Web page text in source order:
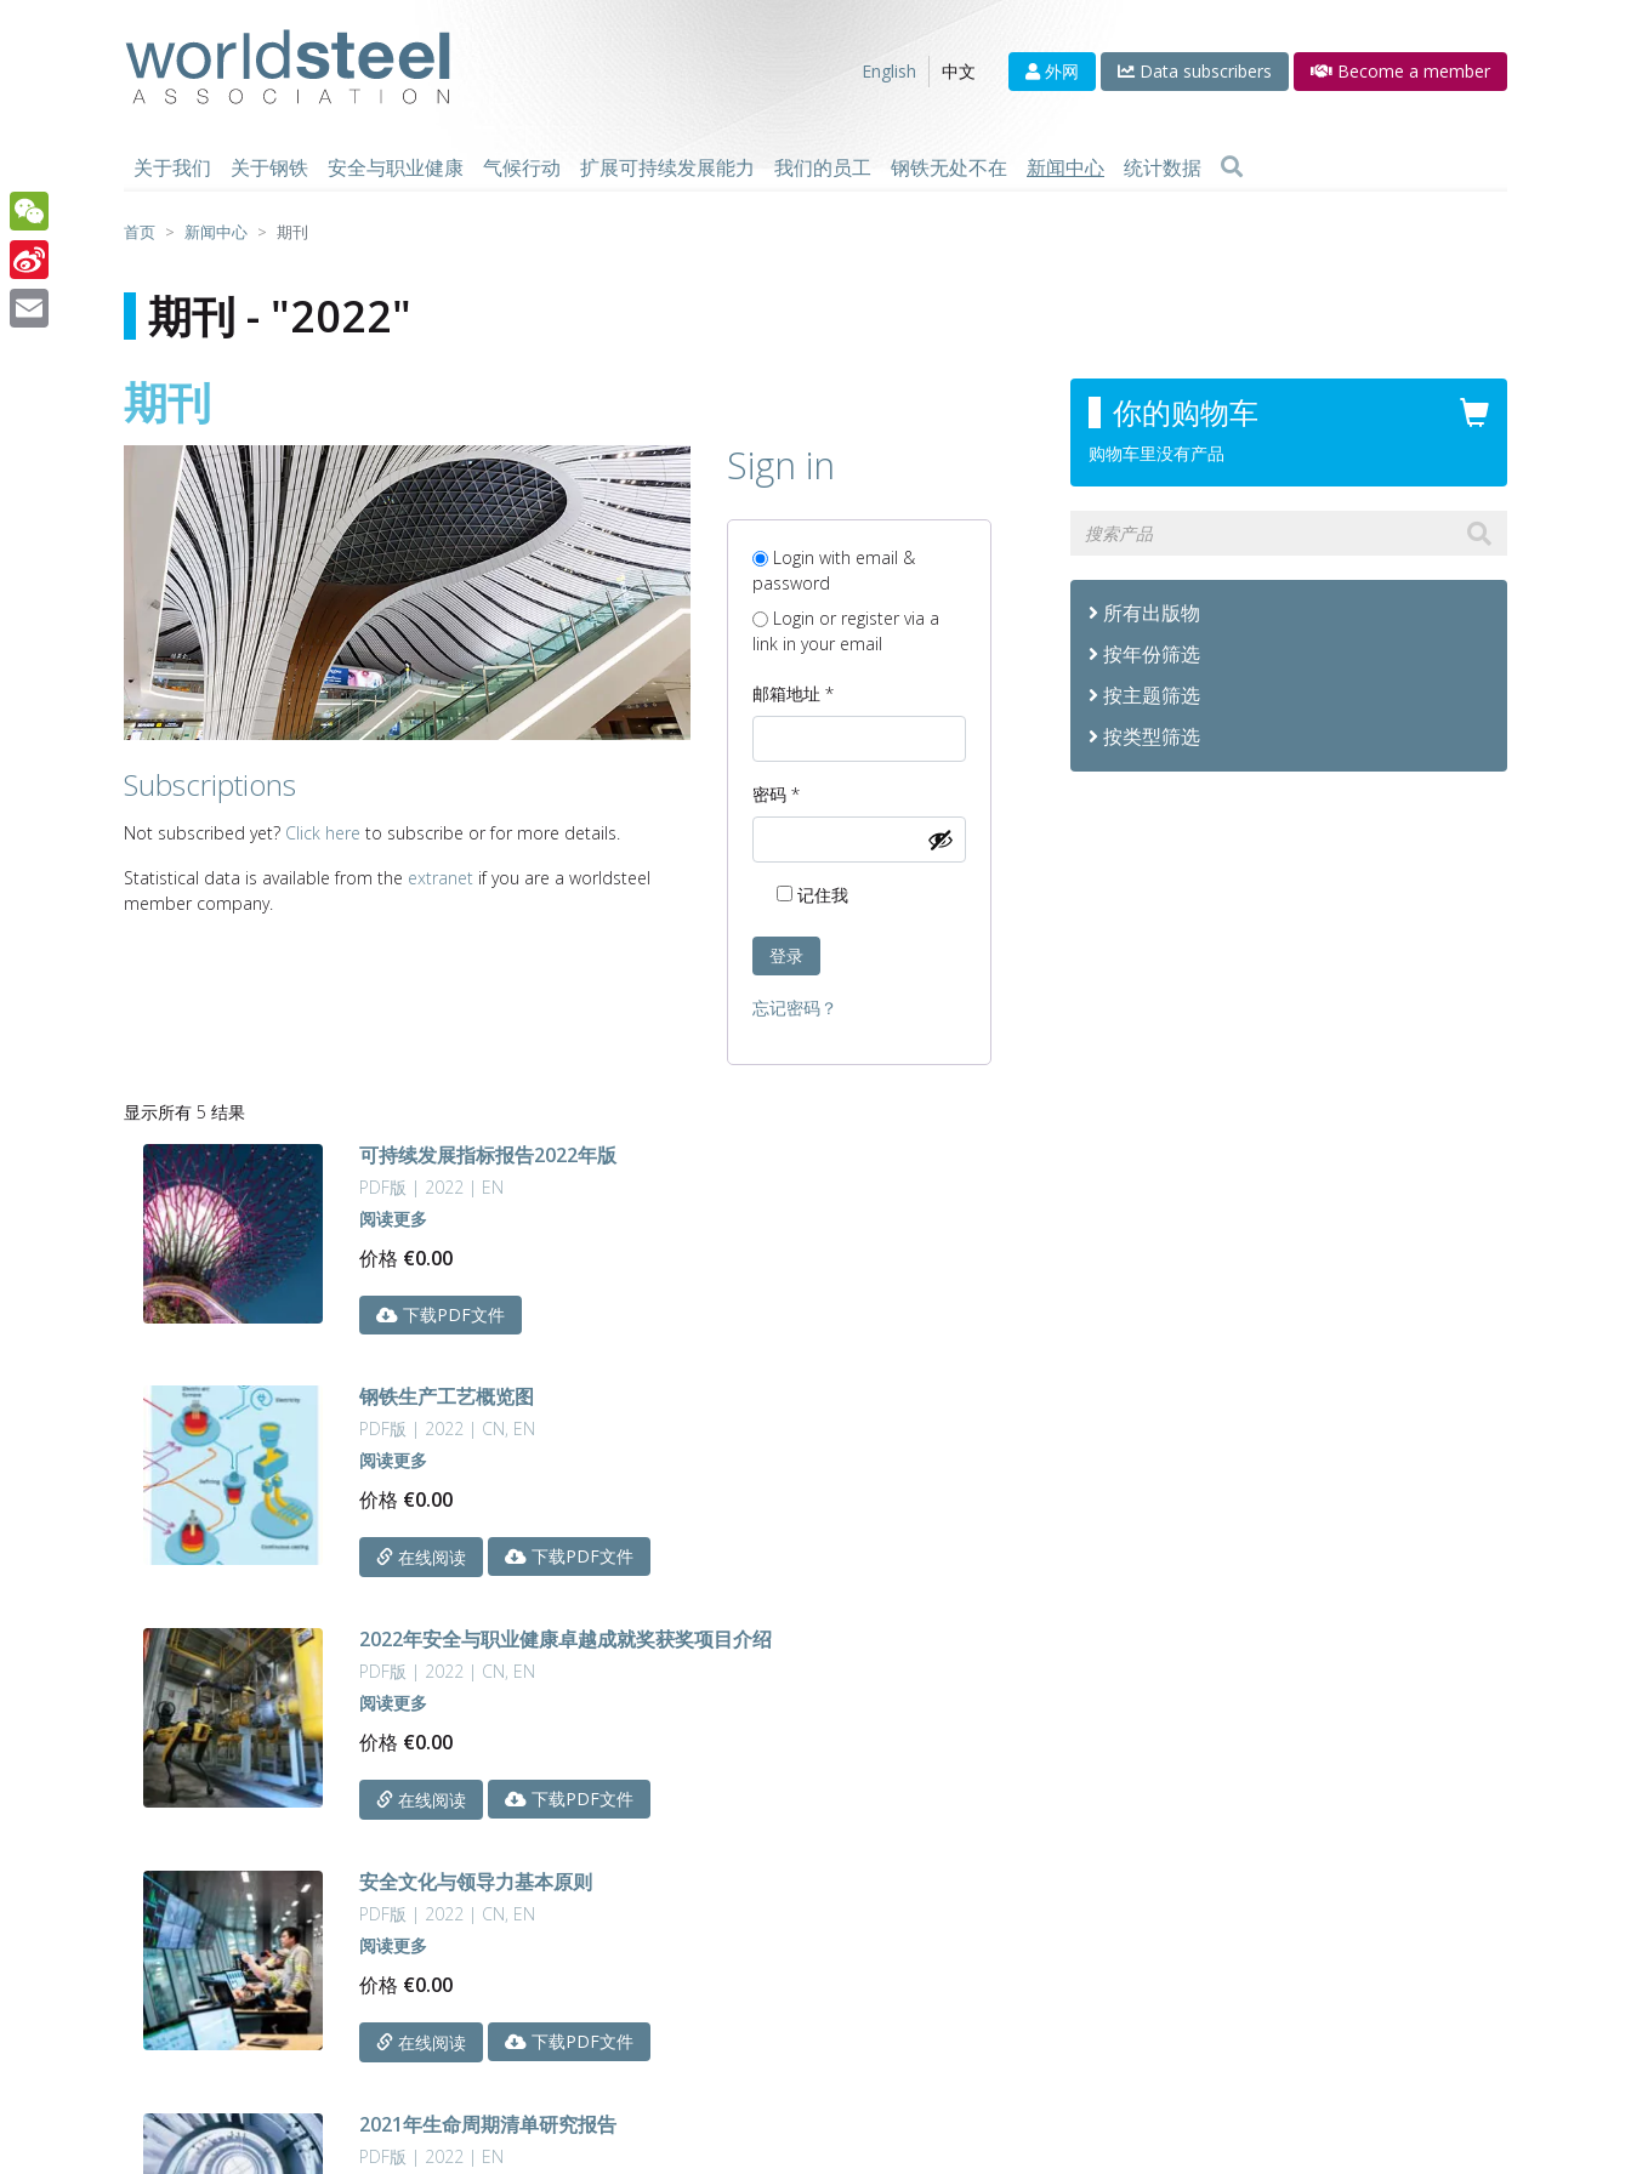
English
中文 外网 Data subscribers Become a member
关于我们 关于钢铁 安全与职业健康 气候行动 扩展可持续发展能力 我们的员工 钢铁无处不在 新闻中心 统计数据
首页 新闻中心 期刊
期刊 - "2022"
你的购物车
购物车里没有产品
所有出版物
按年份筛选
按主题筛选
按类型筛选
期刊
Subscriptions
Not subscribed yet? Click here to subscribe or for more details.
Statistical data is available from the extranet if you are a worldsteel
member company.
Sign in
Login with email &
password
Login or register via a
link in your email
邮箱地址 *必
填
密码 *必
填
记住我
登录
忘记密码？
显示所有 5 结果按
新
内
容
排
序
可持续发展指标报告2022年版
PDF版 | 2022 | EN
阅读更多
价格 €0.00
下载PDF文件
钢铁生产工艺概览图
PDF版 | 2022 | CN, EN
阅读更多
价格 €0.00
在线阅读 下载PDF文件
2022年安全与职业健康卓越成就奖获奖项目介绍
PDF版 | 2022 | CN, EN
阅读更多
价格 €0.00
在线阅读 下载PDF文件
安全文化与领导力基本原则
PDF版 | 2022 | CN, EN
阅读更多
价格 €0.00
在线阅读 下载PDF文件
2021年生命周期清单研究报告
PDF版 | 2022 | EN
WeChat
Sina